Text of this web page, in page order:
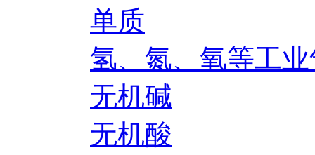
单质
氢、氮、氧等工
无机碱
无机酸